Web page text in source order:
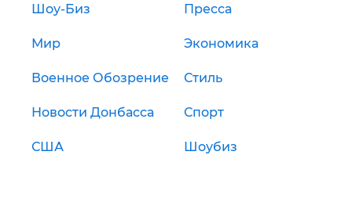
Шоу-Биз Пресса
Мир Экономика
Военное Обозрение Стиль
Новости Донбасса Спорт
США Шоубиз